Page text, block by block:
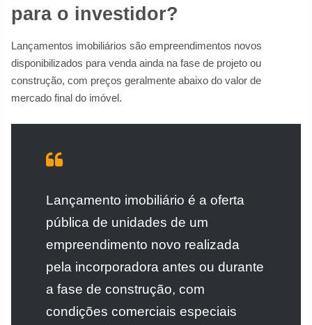
para o investidor?
Lançamentos imobiliários são empreendimentos novos
disponibilizados para venda ainda na fase de projeto ou
construção, com preços geralmente abaixo do valor de
mercado final do imóvel.
Lançamento imobiliário é a oferta
pública de unidades de um
empreendimento novo realizada
pela incorporadora antes ou durante
a fase de construção, com
condições comerciais especiais